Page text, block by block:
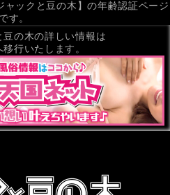
ックと豆の木】の年齢認証ページ
です。
の木の詳しい情報は
行いたします。